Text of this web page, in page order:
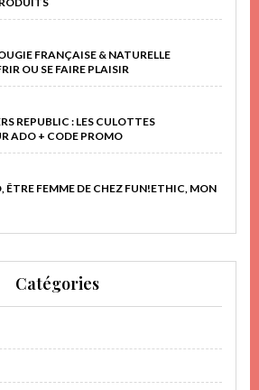
FRANÇAISE & NATURELLE
OU SE FAIRE PLAISIR
REPUBLIC : LES CULOTTES
ADO + CODE PROMO
ÊTRE FEMME DE CHEZ FUN!ETHIC, MON
Catégories